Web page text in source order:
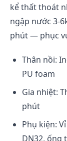
kể thất thoát
ngập nước 3-
phút — phục
Thân nồi:
PU foam
Gia nhiệt:
phút
Phụ kiện:
DN32, ống